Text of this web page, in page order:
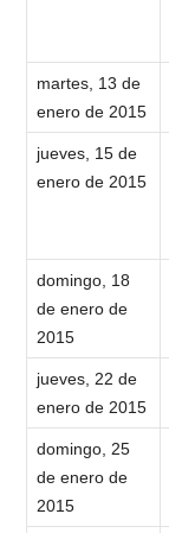
martes, 13 de
enero de 2015
jueves, 15 de
enero de 2015
domingo, 18
de enero de
2015
jueves, 22 de
enero de 2015
domingo, 25
de enero de
2015